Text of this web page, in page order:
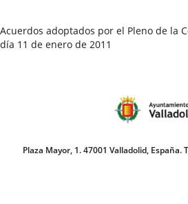
Acuerdos adoptados por el Pleno de la
día 11 de enero de 2011
Plaza Mayor, 1. 47001 Valladolid, España.